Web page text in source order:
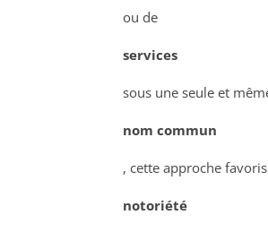
ou de
services
sous une seule et
nom commun
, cette approche
notoriété